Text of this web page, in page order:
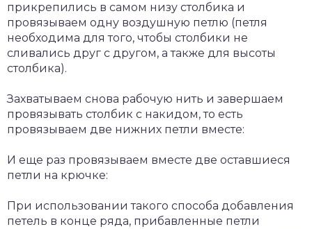
прикрепились в самом низу столбика и
провязываем одну воздушную петлю (петля
необходима для того, чтобы столбики не
сливались друг с другом, а также для высоты
столбика).
Захватываем снова рабочую нить и завершаем
провязывать столбик с накидом, то есть
провязываем две нижних петли вместе:
И еще раз провязываем вместе две оставшиеся
петли на крючке:
При использовании такого способа добавления
петель в конце ряда, прибавленные петли